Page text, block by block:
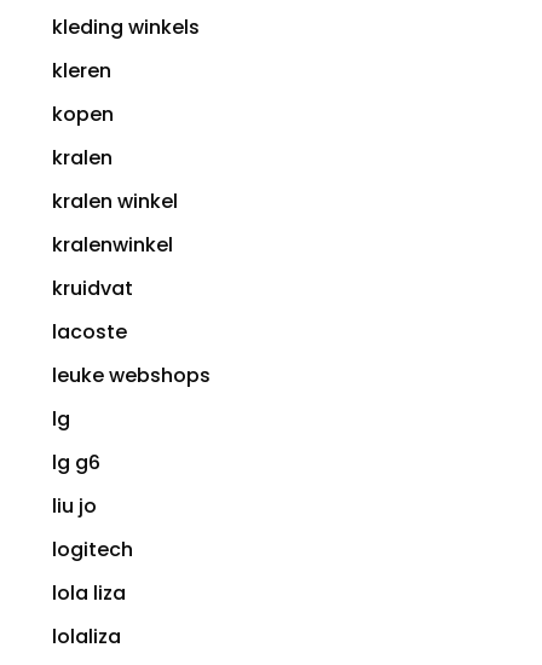
kleding winkels
kleren
kopen
kralen
kralen winkel
kralenwinkel
kruidvat
lacoste
leuke webshops
lg
lg g6
liu jo
logitech
lola liza
lolaliza